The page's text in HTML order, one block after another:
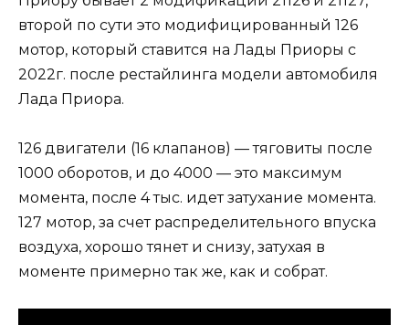
второй по сути это модифицированный 126
мотор, который ставится на Лады Приоры с
2022г. после рестайлинга модели автомобиля
Лада Приора.
126 двигатели (16 клапанов) — тяговиты после
1000 оборотов, и до 4000 — это максимум
момента, после 4 тыс. идет затухание момента.
127 мотор, за счет распределительного впуска
воздуха, хорошо тянет и снизу, затухая в
моменте примерно так же, как и собрат.